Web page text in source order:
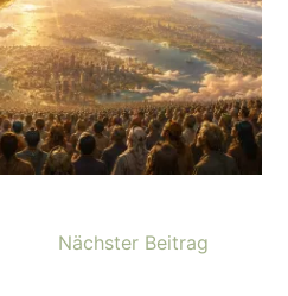
Nächster Beitrag